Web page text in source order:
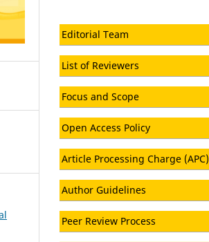
Editorial Team
List of Reviewers
Focus and Scope
Open Access Policy
Article Processing Charge (APC)
Author Guidelines
Peer Review Process